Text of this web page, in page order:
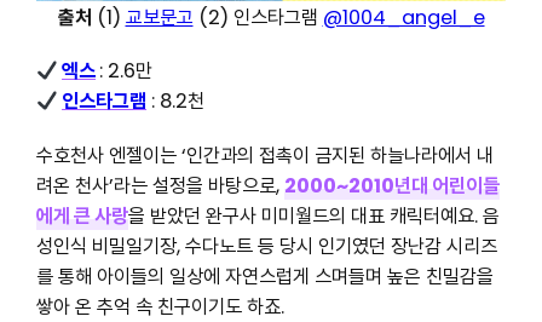
출처 (1) 교보문고 (2) 인스타그램 @1004_angel_e
엑스: 2.6만
인스타그램 : 8.2천
수호천사 엔젤이는 ‘인간과의 접촉이 금지된 하늘나라에서 내
려온 천사’라는 설정을 바탕으로,2000~2010년대 어린이들
에게 큰 사랑을 받았던 완구사 미미월드의 대표 캐릭터예요. 음
성인식 비밀일기장, 수다노트 등 당시 인기였던 장난감 시리즈
를 통해 아이들의 일상에 자연스럽게 스며들며 높은 친밀감을
쌓아 온 추억 속 친구이기도 하죠.